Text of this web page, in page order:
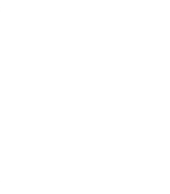
serveste